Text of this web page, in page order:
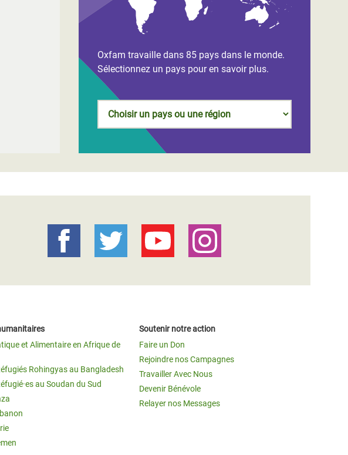
Oxfam travaille dans 85 pays dans le monde.
Sélectionnez un pays pour en savoir plus.
et Alimentaire en Afrique de
Rohingyas au Bangladesh
au Soudan du Sud
Soutenir notre action
Faire un Don
Rejoindre nos Campagnes
Travailler Avec Nous
Devenir Bénévole
Relayer nos Messages